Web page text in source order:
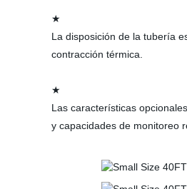
★
La disposición de la tubería
contracción térmica.
★
Las características
y capacidades de monitoreo